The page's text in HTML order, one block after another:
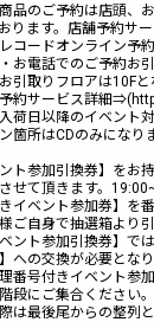
品のご予約は店頭、
ります。店舗予約サ
コードオンライン予
お電話でのご予約お
引取りフロアは10F
約サービス詳細
荷日以降のイベント
箇所はCDのみになり
ント参加引換券】をお
せて頂きます。
イベント参加券】を
ご自身で抽選箱より引
ント参加引換券】で
への交換が必要となり
番号付きイベント参
段にご集合ください
は最後尾からの整列と